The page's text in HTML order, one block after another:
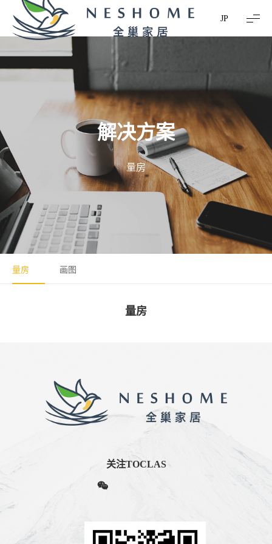
JP
解决方案
量房
量房 画图
量房
关注TOCLAS